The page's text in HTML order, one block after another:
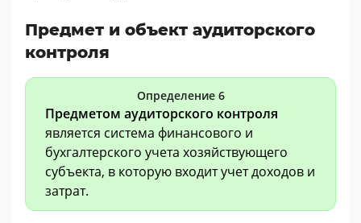
Предмет и объект аудиторского
контроля
Определение 6
Предметом аудиторского контроля
является система финансового и
бухгалтерского учета хозяйствующего
субъекта, в которую входит учет доходов и
затрат.